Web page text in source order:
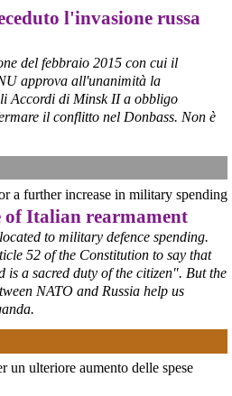
di predisporre un
attenuare le conseguenze
dell’area a caldo, invitando le
presentare proposte operative.
l'invasione russa
del febbraio 2015 con cui il
approva all'unanimità la
Accordi di Minsk II a obbligo
il conflitto nel Donbass. Non è
a further increase in military spending
of Italian rearmament
to military defence spending.
52 of the Constitution to say that
is a sacred duty of the citizen". But the
NATO and Russia help us
un ulteriore aumento delle spese